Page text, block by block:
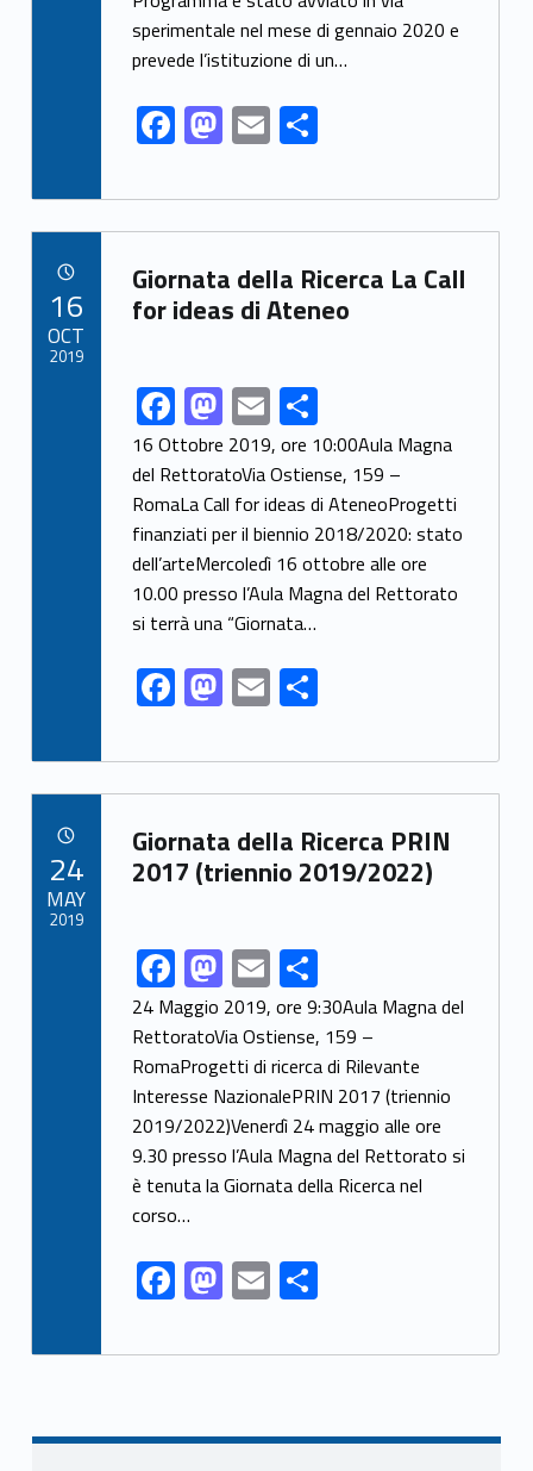
o
k
n
sperimentale nel mese di gennaio 2020 e
prevede l’istituzione di un…
F
ac
e
b
o
o
M
as
to
d
o
n
E
m
ai
l
S
ar
e
Link identifier archive #link-archive-44998
Giornata della Ricerca La Call
for ideas di Ateneo
Link identifier share facebook archive #share-link-archive-4138F
ac
e
b
o
o
k
M
as
to
d
o
n
E
m
ai
l
S
h
ar
e
16 Ottobre 2019, ore 10:00Aula Magna
del RettoratoVia Ostiense, 159 –
RomaLa Call for ideas di AteneoProgetti
finanziati per il biennio 2018/2020: stato
dell’arteMercoledì 16 ottobre alle ore
10.00 presso l’Aula Magna del Rettorato
si terrà una “Giornata…
F
ac
e
b
o
o
M
as
to
d
o
n
E
m
ai
l
S
ar
e
16
OCT
2019
Link identifier archive #link-archive-4339
Giornata della Ricerca PRIN
2017 (triennio 2019/2022)
Link identifier share facebook archive #share-link-archive-74353F
ac
e
b
o
o
k
M
as
to
d
o
n
E
m
ai
l
S
h
ar
e
24 Maggio 2019, ore 9:30Aula Magna del
RettoratoVia Ostiense, 159 –
RomaProgetti di ricerca di Rilevante
Interesse NazionalePRIN 2017 (triennio
2019/2022)Venerdì 24 maggio alle ore
9.30 presso l’Aula Magna del Rettorato si
è tenuta la Giornata della Ricerca nel
corso…
F
ac
e
o
M
as
to
o
E
m
ai
S
ar
24
MAY
2019